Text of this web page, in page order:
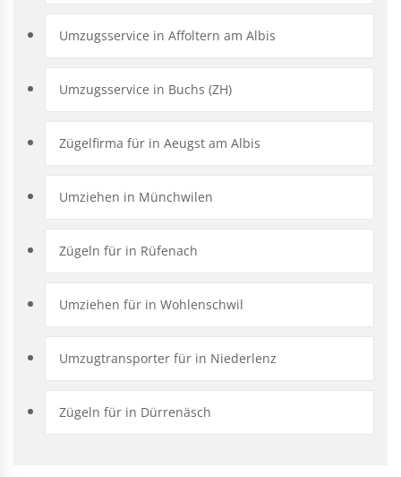
Umzugsservice in Affoltern am Albis
Umzugsservice in Buchs (ZH)
Zügelfirma für in Aeugst am Albis
Umziehen in Münchwilen
Zügeln für in Rüfenach
Umziehen für in Wohlenschwil
Umzugtransporter für in Niederlenz
Zügeln für in Dürrenäsch